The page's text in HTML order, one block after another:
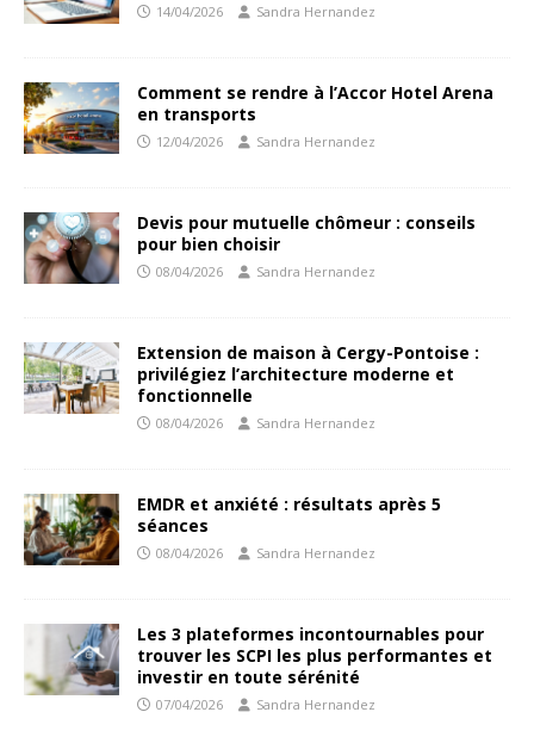
14/04/2026 Sandra Hernandez
Comment se rendre à l’Accor Hotel Arena
en transports
12/04/2026 Sandra Hernandez
Devis pour mutuelle chômeur : conseils
pour bien choisir
08/04/2026 Sandra Hernandez
Extension de maison à Cergy-Pontoise :
privilégiez l’architecture moderne et
fonctionnelle
08/04/2026 Sandra Hernandez
EMDR et anxiété : résultats après 5
séances
08/04/2026 Sandra Hernandez
Les 3 plateformes incontournables pour
trouver les SCPI les plus performantes et
investir en toute sérénité
07/04/2026 Sandra Hernandez